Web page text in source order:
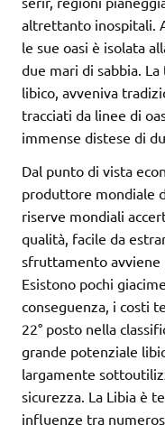
altrettanto inospitali.
le sue oasi è isolata
due mari di sabbia.
libico, avveniva
tracciati da linee di
immense distese di
Dal punto di vista
produttore mondiale
riserve mondiali
qualità, facile da
sfruttamento avviene
Esistono pochi
conseguenza, i costi
22° posto nella
grande potenziale
largamente
sicurezza. La Libia è
influenze tra